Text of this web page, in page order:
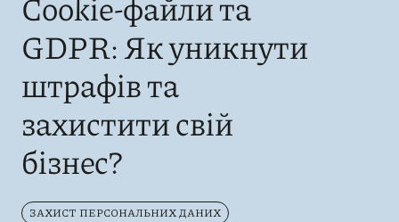
GDPR: Як уникнути
штрафів та
захистити свій
бізнес?
ЗАХИСТ ПЕРСОНАЛЬНИХ ДАНИХ